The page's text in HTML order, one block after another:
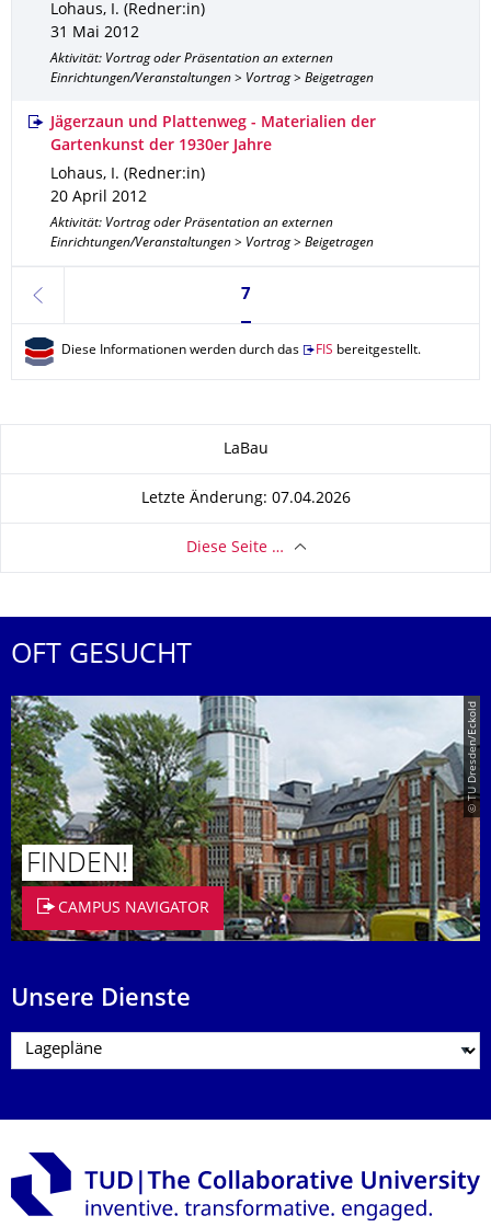
Lohaus, I. (Redner:in)
31 Mai 2012
Aktivität: Vortrag oder Präsentation an externen
Einrichtungen/Veranstaltungen > Vortrag > Beigetragen
Jägerzaun und Plattenweg - Materialien der
Gartenkunst der 1930er Jahre
Lohaus, I. (Redner:in)
20 April 2012
Aktivität: Vortrag oder Präsentation an externen
Einrichtungen/Veranstaltungen > Vortrag > Beigetragen
zurück
Seite 7, aktuell ausgewählt
7
Diese Informationen werden durch das FIS bereitgestellt.
LaBau
Letzte Änderung: 07.04.2026
Diese Seite …
OFT GESUCHT
© TU Dresden/Eckold
FINDEN!
CAMPUS NAVIGATOR
Unsere Dienste